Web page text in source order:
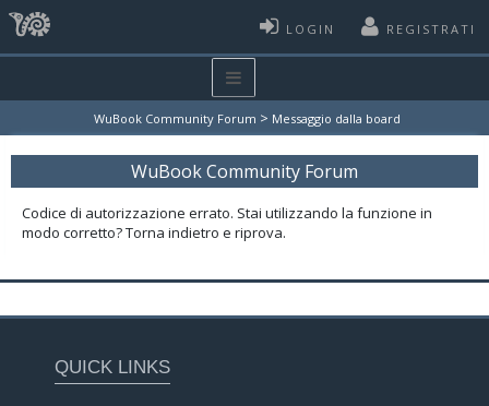
LOGIN REGISTRATI
WuBook Community Forum > Messaggio dalla board
WuBook Community Forum
Codice di autorizzazione errato. Stai utilizzando la funzione in
modo corretto? Torna indietro e riprova.
QUICK LINKS